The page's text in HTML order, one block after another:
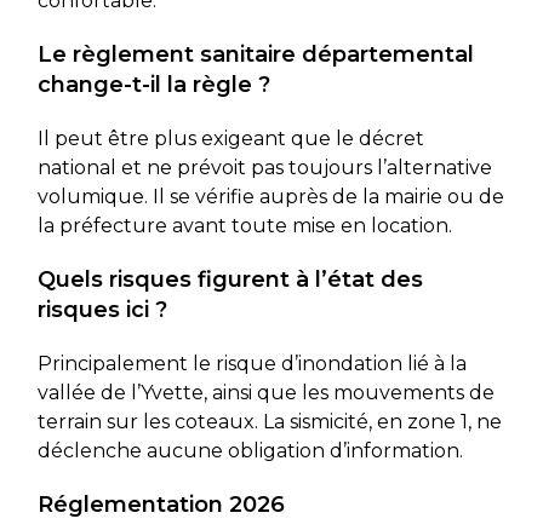
Le règlement sanitaire départemental
change-t-il la règle ?
Il peut être plus exigeant que le décret
national et ne prévoit pas toujours l’alternative
volumique. Il se vérifie auprès de la mairie ou de
la préfecture avant toute mise en location.
Quels risques figurent à l’état des
risques ici ?
Principalement le risque d’inondation lié à la
vallée de l’Yvette, ainsi que les mouvements de
terrain sur les coteaux. La sismicité, en zone 1, ne
déclenche aucune obligation d’information.
Réglementation 2026